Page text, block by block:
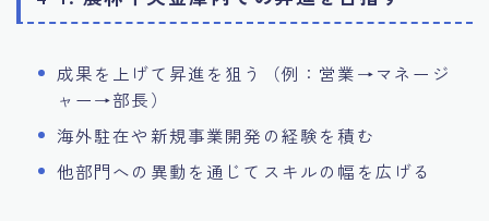
成果を上げて昇進を狙う（例：営業→マネージ
ャー→部長）
海外駐在や新規事業開発の経験を積む
他部門への異動を通じてスキルの幅を広げる